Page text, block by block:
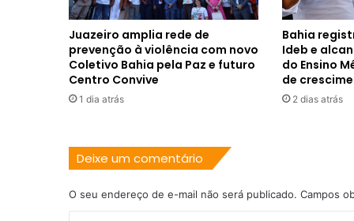
Juazeiro amplia rede de
prevenção à violência com novo
Coletivo Bahia pela Paz e futuro
Centro Convive
1 dia atrás
Bahia
Ideb e
do Ensino
de
2 dias atrás
Deixe um comentário
O seu endereço de e-mail não será publicado. Campos